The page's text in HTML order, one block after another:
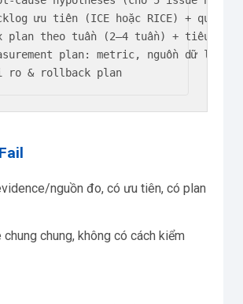
ưu tiên (ICE hoặc RICE) + quick
plan theo tuần (2–4 tuần) + tiêu chí
plan: metric, nguồn dữ liệu,
ro & rollback plan
nguồn đo, có ưu tiên, có plan
chung chung, không có cách kiểm